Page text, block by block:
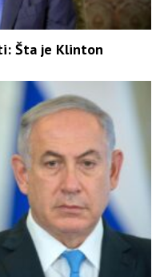
Šta je Klinton